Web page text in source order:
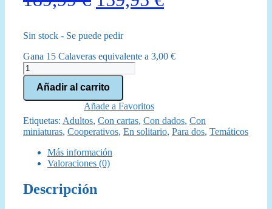
original
era:
189,99 €.
es:
Sin stock - Se puede pedir
Gana 15 Calaveras equivalente a 3,00 €
ISS
Vanguard
cantidad
Añadir al carrito
Añade a Favoritos
Etiquetas: Adultos, Con cartas, Con dados, Con
miniaturas, Cooperativos, En solitario, Para dos, Temáticos
Más información
Valoraciones (0)
Descripción